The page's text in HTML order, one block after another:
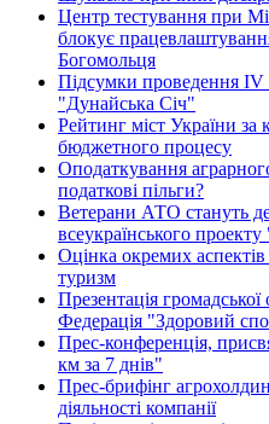
Центр тестування при
блокує
Богомольця
Підсумки проведення
"Дунайська Січ"
Рейтинг міст України за
бюджетного процесу
Оподаткування
податкові пільги?
Ветерани АТО стануть
всеукраїнського
Оцінка окремих
туризм
Презентація громадської
Федерація "Здоровий
Прес-конференція,
км за 7 днів"
Прес-брифінг
діяльності компанії